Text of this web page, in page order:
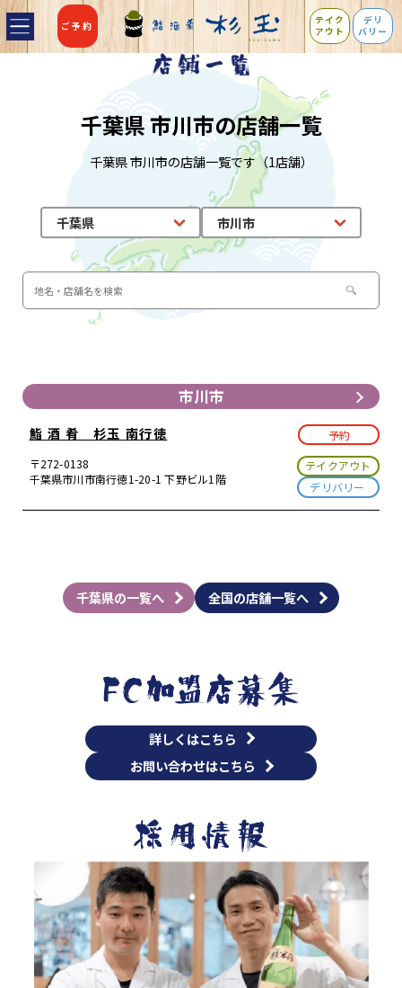
ご予約
テイク
アウト
デリ
バリー
千葉県 市川市の店舗一覧
千葉県 市川市の店舗一覧です（1店舗）
市川市
鮨 酒 肴 杉玉 南行徳
予約
〒272-0138
千葉県市川市南行徳1-20-1 下野ビル1階
テイクアウト
デリバリー
千葉県の一覧へ 全国の店舗一覧へ
詳しくはこちら
お問い合わせはこちら